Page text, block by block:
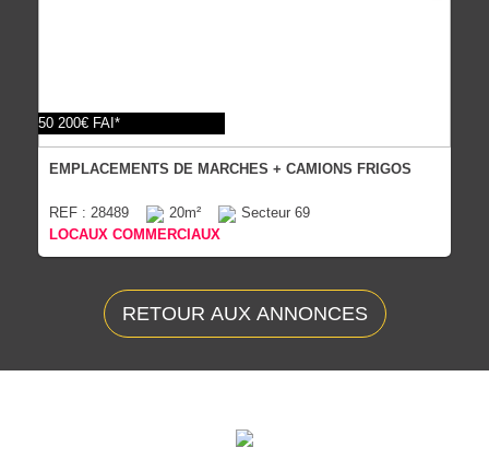
50 200€ FAI*
EMPLACEMENTS DE MARCHES + CAMIONS FRIGOS
REF : 28489 20m²
Secteur 69
LOCAUX COMMERCIAUX
RETOUR AUX ANNONCES